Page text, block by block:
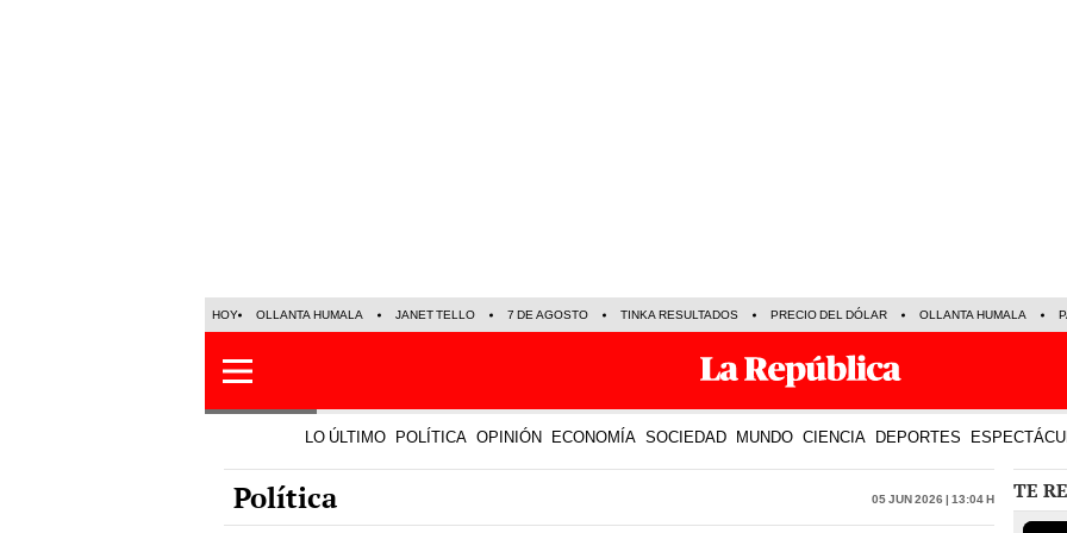
HOY OLLANTA HUMALA JANET TELLO 7 DE AGOSTO TINKA RESULTADOS PRECIO DEL DÓLAR OLLANTA HUMALA
LO ÚLTIMO POLÍTICA OPINIÓN ECONOMÍA SOCIEDAD MUNDO CIENCIA DEPORTES
Política 05 Jun 2026 | 13:04 h TE